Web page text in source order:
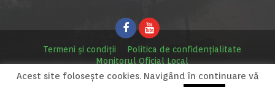
Termeni și condiții
Politica de confidențialitate
Monitorul Oficial Local
© Primăria Roata de Jos, 2020. Site realizat de MediaDigi.ro
Acest site foloseşte cookies. Navigând în continuare vă